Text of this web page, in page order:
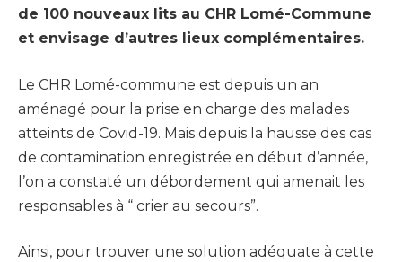
de 100 nouveaux lits au CHR Lomé-Commune
et envisage d’autres lieux complémentaires.
Le CHR Lomé-commune est depuis un an
aménagé pour la prise en charge des malades
atteints de Covid-19. Mais depuis la hausse des cas
de contamination enregistrée en début d’année,
l’on a constaté un débordement qui amenait les
responsables à “ crier au secours”.
Ainsi, pour trouver une solution adéquate à cette